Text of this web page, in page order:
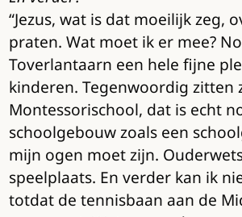
“Jezus, wat is dat moeilijk zeg,
praten. Wat moet ik er mee?
Toverlantaarn een hele fijne
kinderen. Tegenwoordig zitten
Montessorischool, dat is echt
schoolgebouw zoals een
mijn ogen moet zijn.
speelplaats. En verder kan ik
totdat de tennisbaan aan de